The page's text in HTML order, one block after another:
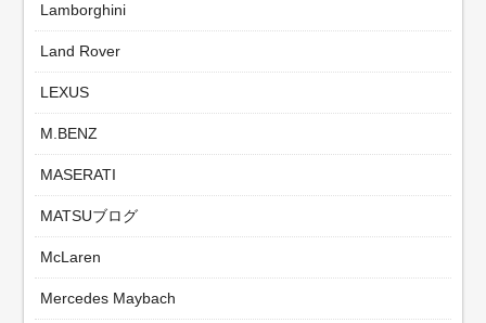
Lamborghini
Land Rover
LEXUS
M.BENZ
MASERATI
MATSUブログ
McLaren
Mercedes Maybach